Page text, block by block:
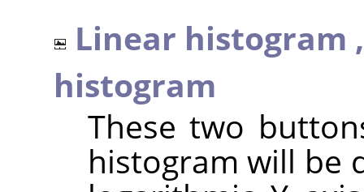
Linear histogram
histogram
These two
histogram will be